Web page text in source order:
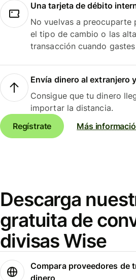
Una tarjeta de débito
No vuelvas a preocuparte
el tipo de cambio o las
transacción cuando
Envía dinero al extranjero
Consigue que tu dinero
importar la distancia.
Regístrate
Más
Descarga
gratuita de
divisas Wise
Compara proveedores de